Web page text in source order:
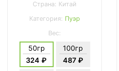
Страна: Китай
Категория: Пуэр
Вес:
50гр
324 ₽
100гр
487 ₽